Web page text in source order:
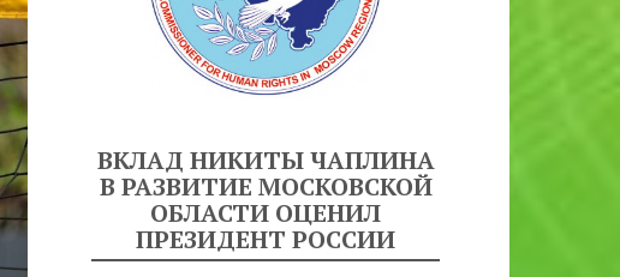
ВКЛАД НИКИТЫ ЧАПЛИНА
В РАЗВИТИЕ МОСКОВСКОЙ
ОБЛАСТИ ОЦЕНИЛ
ПРЕЗИДЕНТ РОССИИ